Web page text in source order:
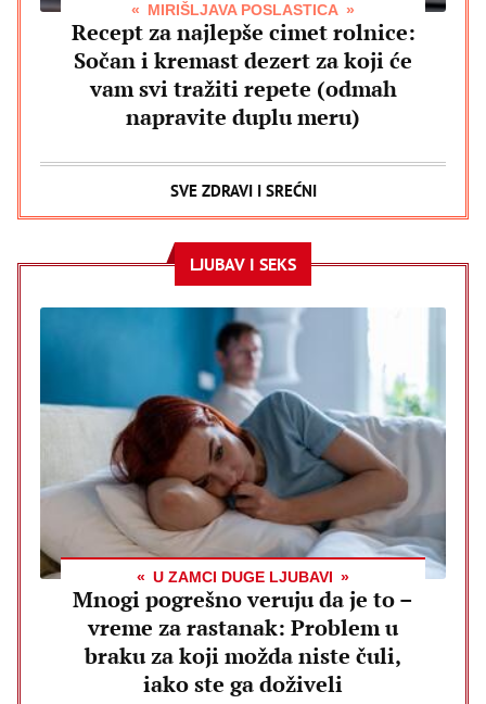
MIRIŠLJAVA POSLASTICA
Recept za najlepše cimet rolnice:
Sočan i kremast dezert za koji će
vam svi tražiti repete (odmah
napravite duplu meru)
SVE ZDRAVI I SREĆNI
LJUBAV I SEKS
U ZAMCI DUGE LJUBAVI
Mnogi pogrešno veruju da je to –
vreme za rastanak: Problem u
braku za koji možda niste čuli,
iako ste ga doživeli